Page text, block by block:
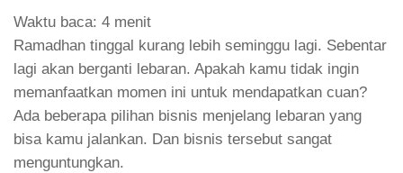
Waktu baca: 4 menit
Ramadhan tinggal kurang lebih seminggu lagi. Sebentar
lagi akan berganti lebaran. Apakah kamu tidak ingin
memanfaatkan momen ini untuk mendapatkan cuan?
Ada beberapa pilihan bisnis menjelang lebaran yang
bisa kamu jalankan. Dan bisnis tersebut sangat
menguntungkan.